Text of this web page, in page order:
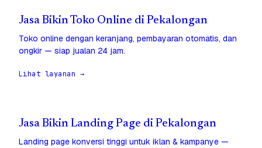
Jasa Bikin Toko Online di Pekalongan
Toko online dengan keranjang, pembayaran otomatis, dan
ongkir — siap jualan 24 jam.
Lihat layanan →
Jasa Bikin Landing Page di Pekalongan
Landing page konversi tinggi untuk iklan & kampanye —